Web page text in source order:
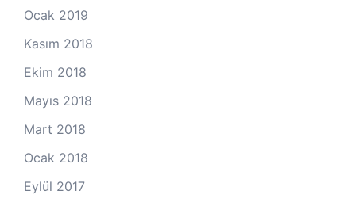
Ocak 2019
Kasım 2018
Ekim 2018
Mayıs 2018
Mart 2018
Ocak 2018
Eylül 2017